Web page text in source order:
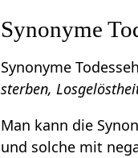
Synonyme
Synonyme
sterben,
Man kann die
und solche mit